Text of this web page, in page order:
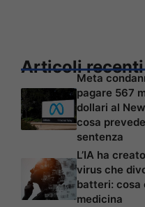
Articoli recenti
Meta
pagare 567
dollari al
cosa
sentenza
L’IA ha
virus che
batteri: cosa
medicina